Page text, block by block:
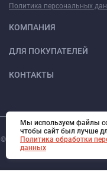
Политика персональных
КОМПАНИЯ
ДЛЯ ПОКУПАТЕЛЕЙ
КОНТАКТЫ
© 2026. Все права защищены.
Мы используем файлы
чтобы сайт был лучше
Политика обработки
данных